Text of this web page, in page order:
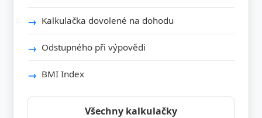
Kalkulačka dovolené na dohodu
Odstupného při výpovědi
BMI Index
Všechny kalkulačky